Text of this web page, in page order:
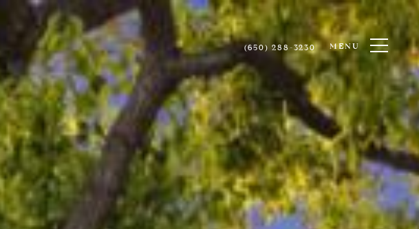
(650) 288-3230 MENU